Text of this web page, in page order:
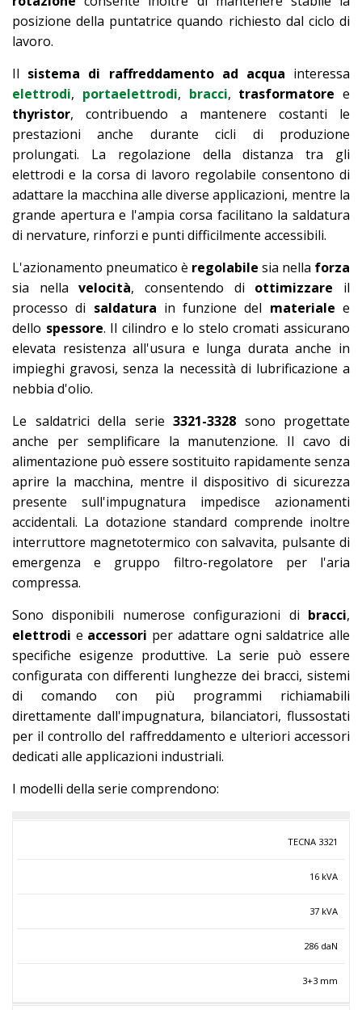
posizione della puntatrice quando richiesto dal ciclo di
lavoro.
Il sistema di raffreddamento ad acqua interessa
elettrodi, portaelettrodi, bracci, trasformatore e
thyristor, contribuendo a mantenere costanti le
prestazioni anche durante cicli di produzione
prolungati. La regolazione della distanza tra gli
elettrodi e la corsa di lavoro regolabile consentono di
adattare la macchina alle diverse applicazioni, mentre la
grande apertura e l'ampia corsa facilitano la saldatura
di nervature, rinforzi e punti difficilmente accessibili.
L'azionamento pneumatico è regolabile sia nella forza
sia nellavelocità, consentendo di ottimizzare il
processo di saldatura in funzione del materialee
dello spessore. Il cilindro e lo stelo cromati assicurano
elevata resistenza all'usura e lunga durata anche in
impieghi gravosi, senza la necessità di lubrificazione a
nebbia d'olio.
Le saldatrici della serie 3321-3328 sono progettate
anche per semplificare la manutenzione. Il cavo di
alimentazione può essere sostituito rapidamente senza
aprire la macchina, mentre il dispositivo di sicurezza
presente sull'impugnatura impedisce azionamenti
accidentali. La dotazione standard comprende inoltre
interruttore magnetotermico con salvavita, pulsante di
emergenza e gruppo filtro-regolatore per l'aria
compressa.
Sono disponibili numerose configurazioni di bracci,
elettrodi e accessori per adattare ogni saldatrice alle
specifiche esigenze produttive. La serie può essere
configurata con differenti lunghezze dei bracci, sistemi
di comando con più programmi richiamabili
direttamente dall'impugnatura, bilanciatori, flussostati
per il controllo del raffreddamento e ulteriori accessori
dedicati alle applicazioni industriali.
I modelli della serie comprendono:
TECNA 3321
16 kVA
37 kVA
286 daN
3+3 mm